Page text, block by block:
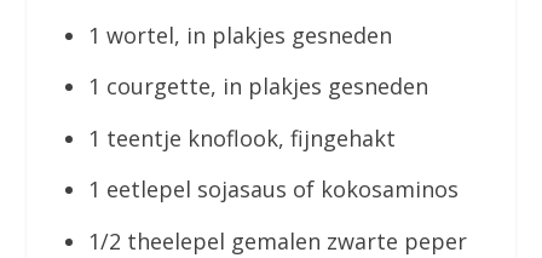
1 wortel, in plakjes gesneden
1 courgette, in plakjes gesneden
1 teentje knoflook, fijngehakt
1 eetlepel sojasaus of kokosaminos
1/2 theelepel gemalen zwarte peper